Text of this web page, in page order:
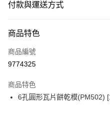
付款與運送方式
信用卡一次付款
超商取貨付款
Apple Pay
商品特色
商品編號
9774325
商品特色
6孔圓形瓦片餅乾模(PM502)